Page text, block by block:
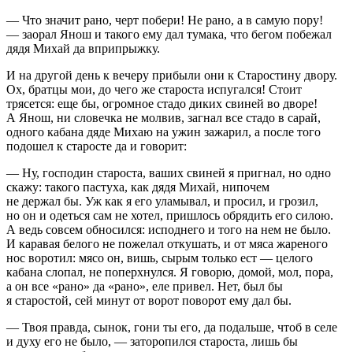
— Что значит рано, черт побери! Не рано, а в самую пору!
— заорал Янош и такого ему дал тумака, что бегом побежал
дядя Михай да вприпрыжку.
И на другой день к вечеру прибыли они к Старостину двору.
Ох, братцы мои, до чего же староста испугался! Стоит
трясется: еще бы, огромное стадо диких свиней во дворе!
А Янош, ни словечка не молвив, загнал все стадо в сарай,
одного кабана дяде Михаю на ужин зажарил, а после того
подошел к старосте да и говорит:
— Ну, господин староста, ваших свиней я пригнал, но одно
скажу: такого пастуха, как дядя Михай, нипочем
не держал бы. Уж как я его уламывал, и просил, и грозил,
но он и одеться сам не хотел, пришлось обрядить его силою.
А ведь совсем обносился: исподнего и того на нем не было.
И каравая белого не пожелал откушать, и от мяса жареного
нос воротил: мясо он, вишь, сырым только ест — целого
кабана слопал, не поперхнулся. Я говорю, домой, мол, пора,
а он все «рано» да «рано», еле привел. Нет, был бы
я старостой, сей минут от ворот поворот ему дал бы.
— Твоя правда, сынок, гони ты его, да подальше, чтоб в селе
и духу его не было, — заторопился староста, лишь бы